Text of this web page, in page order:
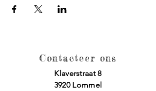
Contacteer ons
Klaverstraat 8
3920 Lommel